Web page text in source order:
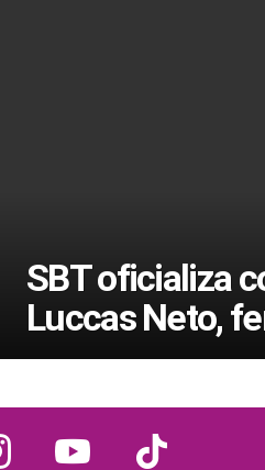
SBT oficializa
Luccas Neto,
instagram youtube tiktok